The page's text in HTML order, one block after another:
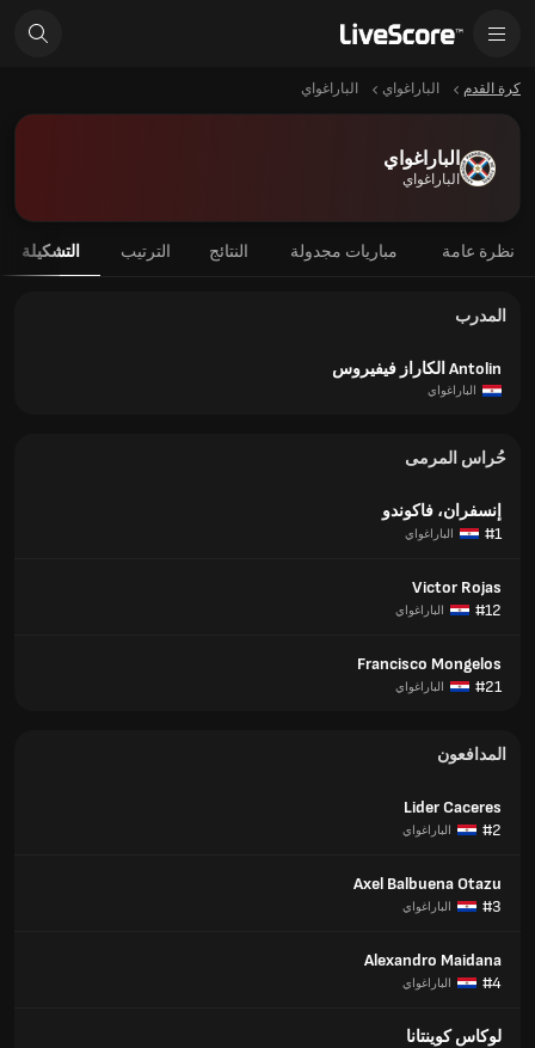
كرة القدم الباراغواي الباراغواي
الباراغواي
الباراغواي
نظرة عامة مباريات مجدولة النتائج الترتيب التشكيلة
المدرب
Antolin الكاراز فيفيروس
الباراغواي
حُراس المرمى
إنسفران، فاكوندو
#1
الباراغواي
Victor Rojas
#12
الباراغواي
Francisco Mongelos
#21
الباراغواي
المدافعون
Lider Caceres
#2
الباراغواي
Axel Balbuena Otazu
#3
الباراغواي
Alexandro Maidana
#4
الباراغواي
لوكاس كوينتانا